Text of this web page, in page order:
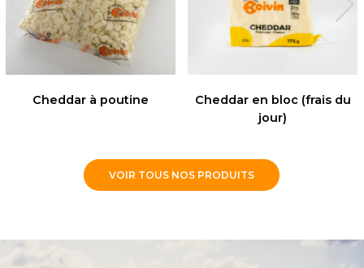
poutine
Cheddar en bloc (frais du
Cheddar en
VOIR TOUS NOS PRODUITS